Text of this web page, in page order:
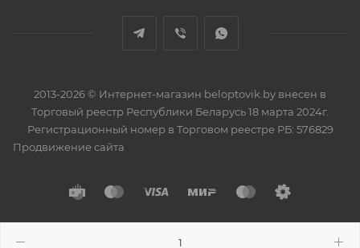
2013-2026 © Интернет-магазин beloptovik.by внесен в
Торговый реестр Республики Беларусь 18 марта 2024г.
Регистрационный номер в Торговом реестре РБ: 576829
Продвижение сайта
Разработано в